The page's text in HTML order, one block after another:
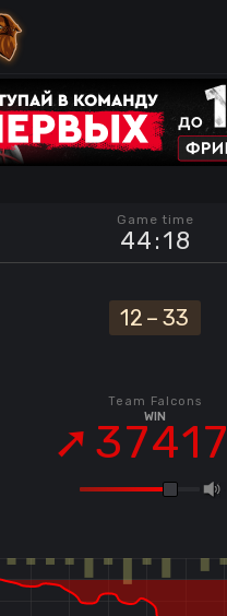
Game time
44:18
12 – 33
Team Falcons
WIN
37417